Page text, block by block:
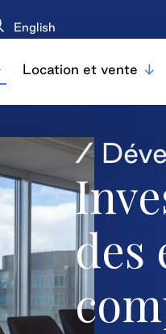
English
Location et vente
/
des